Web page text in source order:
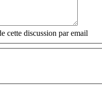
cette discussion par email